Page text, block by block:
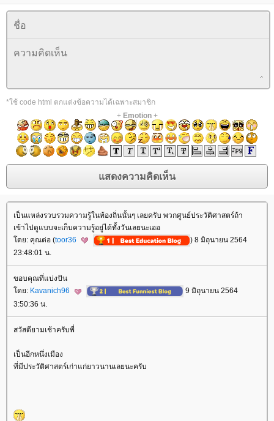
*ใช้ code html ตกแต่งข้อความได้เฉพาะสมาชิก
+ Emotion+
เป็นแหล่งรวบรวมความรู้ในท้องถิ่นนั้นๆ เลยครับ พวกศูนย์ประวัติศาสตร์ถ้า
เข้าไปดูแบบจะเก็บความรู้อยู่ได้ทั้งวันเลยนะเออ
ดย: คุณต่อ (toor36
) 8 มิถุนายน 2564
23:48:01 น.
ขอบคุณที่แบ่งปัน
ดย: Kavanich96
9 มิถุนายน 2564
3:50:36 น.
สวัสดียามเช้าครับพี่
เป็นอีกหนึ่งเมือง
ที่มีประวัติศาสตร์เก่าแก่ยาวนานเลยนะครับ